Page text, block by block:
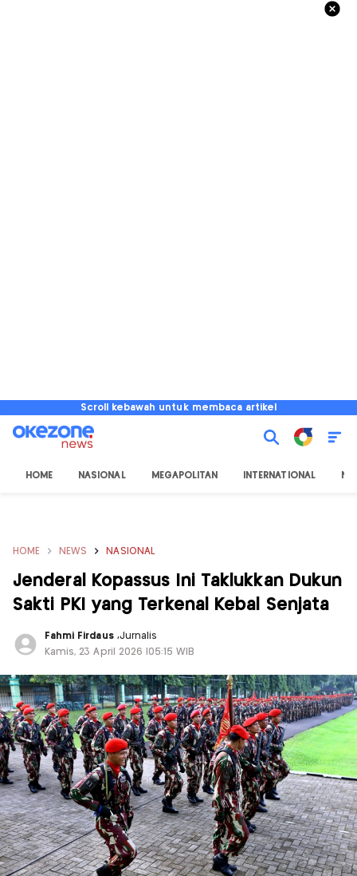
Scroll kebawah untuk membaca artikel
HOME NASIONAL MEGAPOLITAN INTERNATIONAL
HOME NEWS NASIONAL
Jenderal Kopassus Ini Taklukkan Dukun
Sakti PKI yang Terkenal Kebal Senjata
Fahmi Firdaus ,Jurnalis
Kamis, 23 April 2026 |05:15 WIB